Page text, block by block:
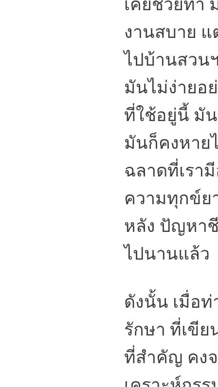
เคยช่วยทำ
งานสบาย
ไปบ้านสวน
มันไม่ง่ายอ
ที่ใช้อยู่นี้ มั
มันก็คงหาย
ฉลาดที่เรา
ความทุกข์ย
หลัง ปัญหา
ไปนานแล้ว
ดังนั้น เมื่อ
รักษา ที่เขี
ที่สำคัญ คง